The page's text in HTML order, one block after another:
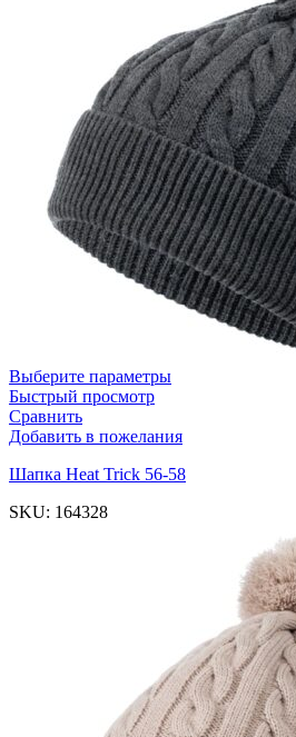
Выберите параметры
Быстрый просмотр
Сравнить
Добавить в пожелания
Шапка Heat Trick 56-58
SKU: 164328